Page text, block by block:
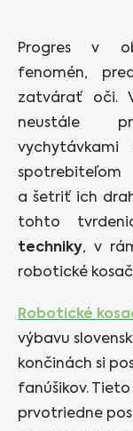
Progres v
fenomén,
zatvárať oči.
neustále
a šetriť ich
tohto
techniky, v
robotické
Robotické
výbavu
končinách si
fanúšikov.
prvotriedne